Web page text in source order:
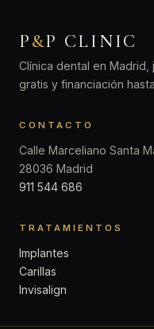
P&P CLINIC
Clínica dental en Madrid,
gratis y financiación
CONTACTO
Calle Marceliano Santa
28036 Madrid
911 544 686
TRATAMIENTOS
Implantes
Carillas
Invisalign